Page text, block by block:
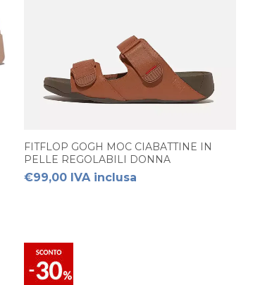
FITFLOP GOGH MOC CIABATTINE IN
PELLE REGOLABILI DONNA
€99,00 IVA inclusa